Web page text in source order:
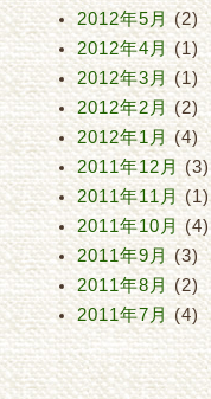
2012年5月 (2)
2012年4月 (1)
2012年3月 (1)
2012年2月 (2)
2012年1月 (4)
2011年12月(3)
2011年11月(1)
2011年10月(4)
2011年9月 (3)
2011年8月 (2)
2011年7月 (4)